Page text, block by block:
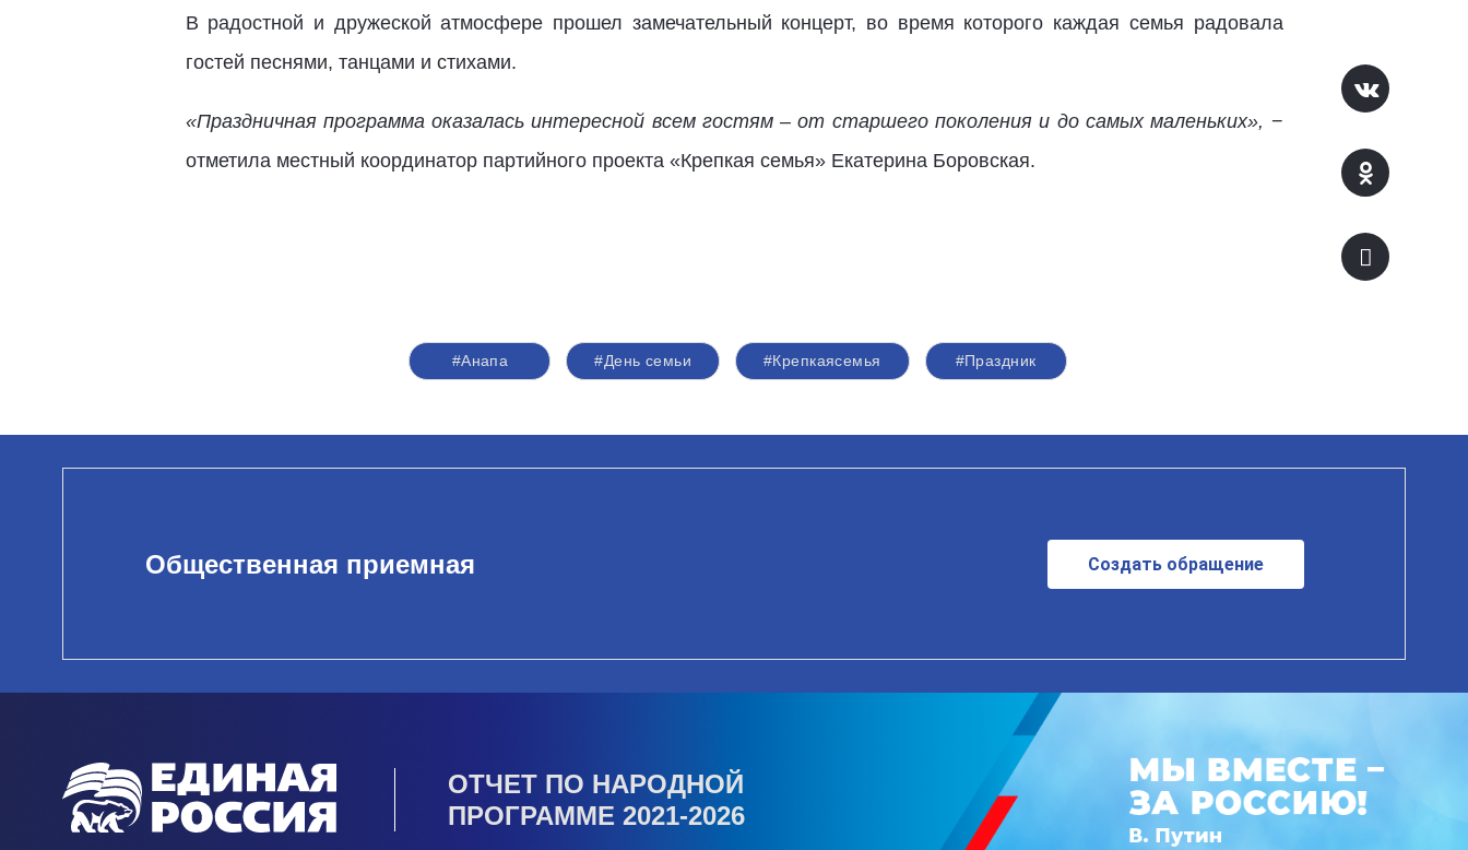
В радостной и дружеской атмосфере прошел замечательный концерт, во время которого каждая семья радовала
гостей песнями, танцами и стихами.
«Праздничная программа оказалась интересной всем гостям – от старшего поколения и до самых маленьких», −
отметила местный координатор партийного проекта «Крепкая семья» Екатерина Боровская.
#Анапа #День семьи #Крепкаясемья #Праздник
Общественная приемная Создать обращение
ОТЧЕТ ПО НАРОДНОЙ
ПРОГРАММЕ 2021-2026